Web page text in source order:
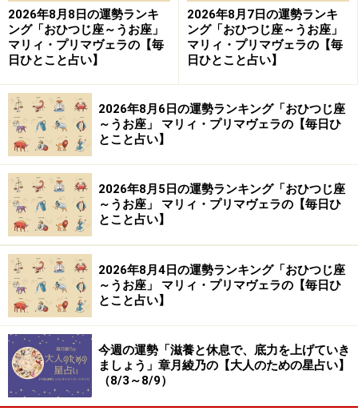
落ち着かない人で行く！
＞【詳しく見る】全体運、社交運、恋愛運などはこちら
おうし座／牡牛座（4月20日～5月20日生ま
れ）
取捨選択をシビアに。
甘い顔は隠して。
＞【詳しく見る】全体運、社交運、恋愛運などはこちら
ふたご座／双子座（5月21日～6月21日生ま
れ）
あなたの前に道はなく、
あなたの後ろに道ができる！
2026年8月8日の運勢ランキ
ング「おひつじ座～うお座」
マリィ・プリマヴェラの【毎
日ひとこと占い】
2026年8月7日の運勢ランキ
ング「おひつじ座～うお座」
マリィ・プリマヴェラの【毎
日ひとこと占い】
2026年8月6日の運勢ランキング「おひつじ座
～うお座」 マリィ・プリマヴェラの【毎日ひ
とこと占い】
2026年8月5日の運勢ランキング「おひつじ座
～うお座」 マリィ・プリマヴェラの【毎日ひ
とこと占い】
2026年8月4日の運勢ランキング「おひつじ座
～うお座」 マリィ・プリマヴェラの【毎日ひ
とこと占い】
今週の運勢「滋養と休息で、底力を上げていき
ましょう」章月綾乃の【大人のための星占い】
（8/3～8/9）